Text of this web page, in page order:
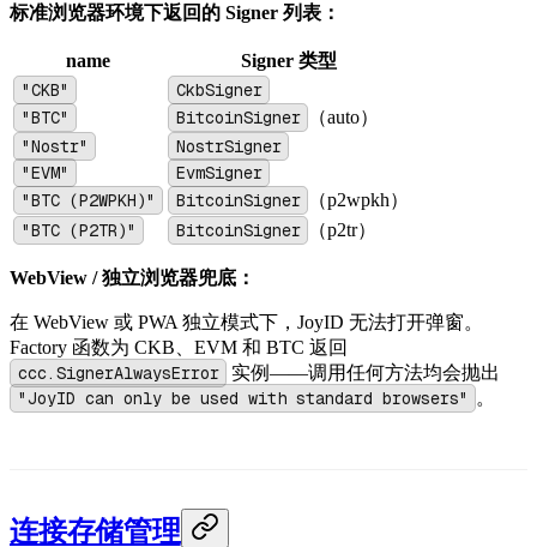
标准浏览器环境下返回的 Signer 列表：
name Signer 类型
"CKB"
CkbSigner
"BTC"
BitcoinSigner （auto）
"Nostr"
NostrSigner
"EVM"
EvmSigner
"BTC (P2WPKH)"
BitcoinSigner （p2wpkh）
"BTC (P2TR)" BitcoinSigner （p2tr）
WebView / 独立浏览器兜底：
在 WebView 或 PWA 独立模式下，JoyID 无法打开弹窗。
Factory 函数为 CKB、EVM 和 BTC 返回
ccc.SignerAlwaysError 实例——调用任何方法均会抛出
"JoyID can only be used with standard browsers" 。
连接存储管理